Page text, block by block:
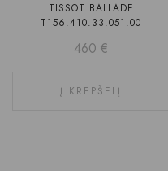
TISSOT BALLADE
T156.410.33.051.00
460 €
Į KREPŠELĮ